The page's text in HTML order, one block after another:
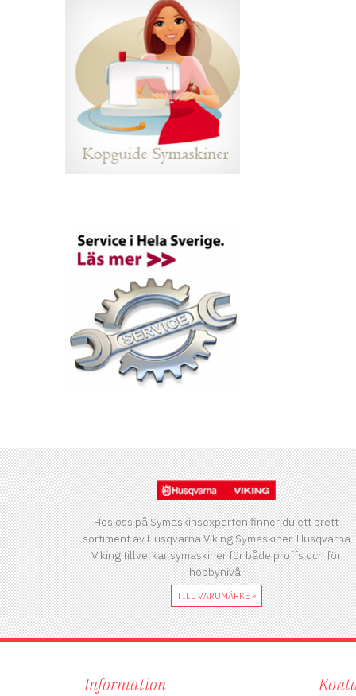
Hos oss på Symaskinsexperten finner du ett brett
sortiment av Husqvarna Viking Symaskiner. Husqvarna
Viking tillverkar symaskiner för både proffs och för
hobbynivå.
TILL VARUMÄRKE »
Information